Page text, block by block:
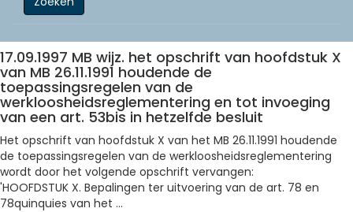
17.09.1997 MB wijz. het opschrift van hoofdstuk X
van MB 26.11.1991 houdende de
toepassingsregelen van de
werkloosheidsreglementering en tot invoeging
van een art. 53bis in hetzelfde besluit
Het opschrift van hoofdstuk X van het MB 26.11.1991 houdende
de toepassingsregelen van de werkloosheidsreglementering
wordt door het volgende opschrift vervangen:
'HOOFDSTUK X. Bepalingen ter uitvoering van de art. 78 en
78quinquies van het ...